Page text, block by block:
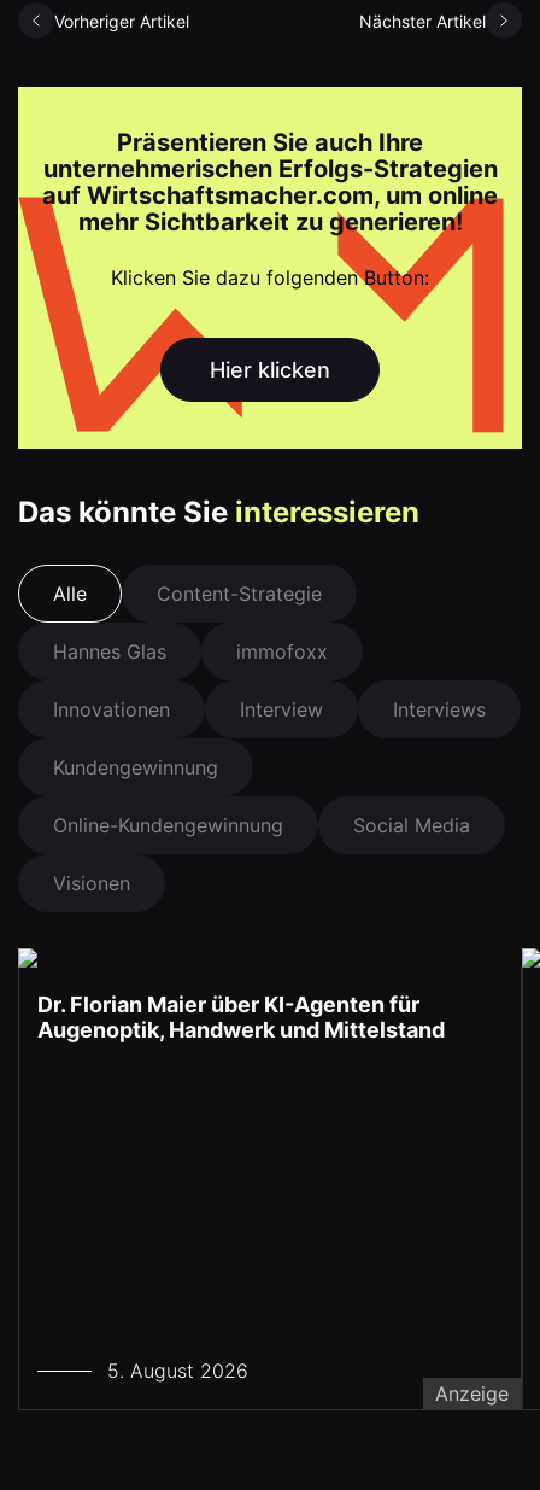
Vorheriger Artikel Nächster Artikel
Präsentieren Sie auch Ihre
unternehmerischen Erfolgs-Strategien
auf Wirtschaftsmacher.com, um online
mehr Sichtbarkeit zu generieren!
Klicken Sie dazu folgenden Button:
Hier klicken
Das könnte Sie interessieren
Alle Content-Strategie
Hannes Glas immofoxx
Innovationen Interview Interviews
Kundengewinnung
Online-Kundengewinnung Social Media
Visionen
Dr. Florian Maier über KI-Agenten für
Augenoptik, Handwerk und Mittelstand
5. August 2026
Anzeige